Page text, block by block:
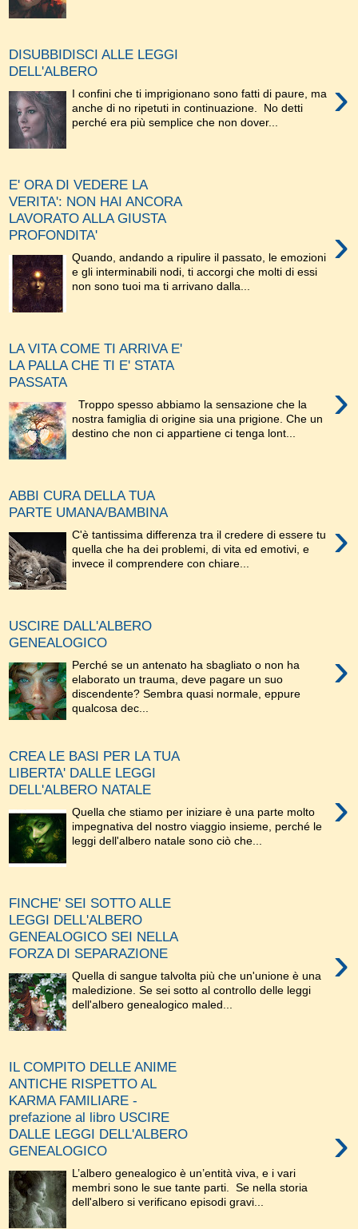
DISUBBIDISCI ALLE LEGGI
DELL'ALBERO
›
I confini che ti imprigionano sono fatti di paure, ma
anche di no ripetuti in continuazione. No detti
perché era più semplice che non dover...
E' ORA DI VEDERE LA
VERITA': NON HAI ANCORA
LAVORATO ALLA GIUSTA
PROFONDITA'
›
Quando, andando a ripulire il passato, le emozioni
e gli interminabili nodi, ti accorgi che molti di essi
non sono tuoi ma ti arrivano dalla...
LA VITA COME TI ARRIVA E'
LA PALLA CHE TI E' STATA
PASSATA
›
Troppo spesso abbiamo la sensazione che la
nostra famiglia di origine sia una prigione. Che un
destino che non ci appartiene ci tenga lont...
ABBI CURA DELLA TUA
PARTE UMANA/BAMBINA
›
C'è tantissima differenza tra il credere di essere tu
quella che ha dei problemi, di vita ed emotivi, e
invece il comprendere con chiare...
USCIRE DALL'ALBERO
GENEALOGICO
›
Perché se un antenato ha sbagliato o non ha
elaborato un trauma, deve pagare un suo
discendente? Sembra quasi normale, eppure
qualcosa dec...
CREA LE BASI PER LA TUA
LIBERTA' DALLE LEGGI
DELL'ALBERO NATALE
›
Quella che stiamo per iniziare è una parte molto
impegnativa del nostro viaggio insieme, perché le
leggi dell'albero natale sono ciò che...
FINCHE' SEI SOTTO ALLE
LEGGI DELL'ALBERO
GENEALOGICO SEI NELLA
FORZA DI SEPARAZIONE
›
Quella di sangue talvolta più che un'unione è una
maledizione. Se sei sotto al controllo delle leggi
dell'albero genealogico maled...
IL COMPITO DELLE ANIME
ANTICHE RISPETTO AL
KARMA FAMILIARE -
prefazione al libro USCIRE
DALLE LEGGI DELL'ALBERO
GENEALOGICO
›
L’albero genealogico è un’entità viva, e i vari
membri sono le sue tante parti. Se nella storia
dell'albero si verificano episodi gravi...